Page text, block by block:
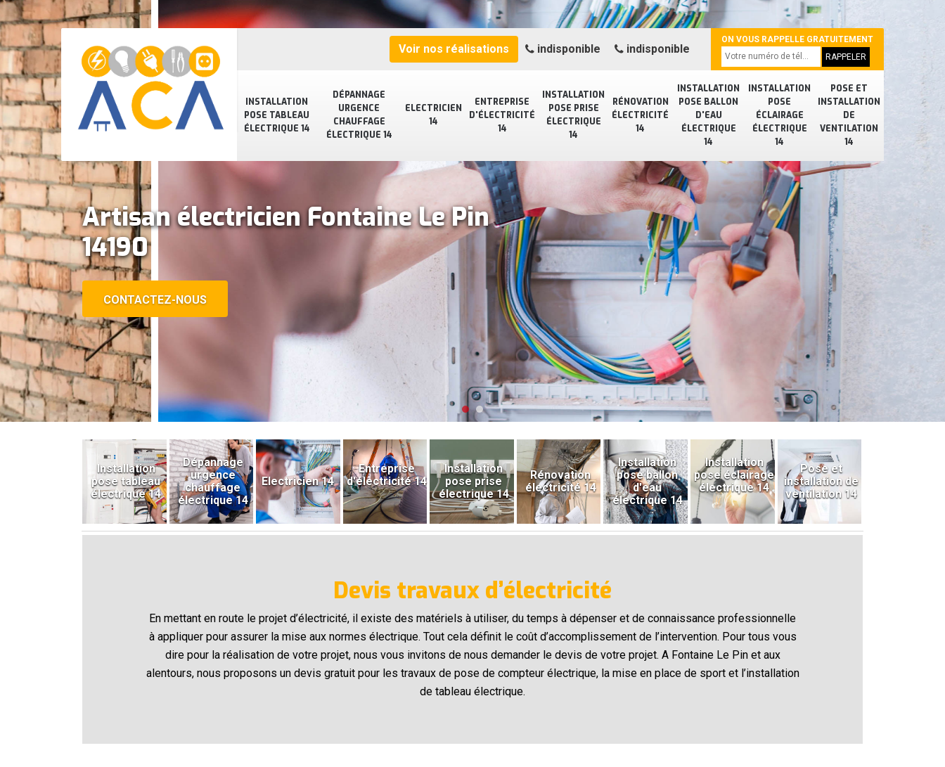
INSTALLATION
POSE TABLEAU
ÉLECTRIQUE 14
DÉPANNAGE
URGENCE
CHAUFFAGE
ÉLECTRIQUE 14
ELECTRICIEN
14
ENTREPRISE
D'ÉLECTRICITÉ
14
INSTALLATION
POSE PRISE
ÉLECTRIQUE
14
RÉNOVATION
ÉLECTRICITÉ
14
INSTALLATION
POSE BALLON
D'EAU
ÉLECTRIQUE
14
INSTALLATION
POSE
ÉCLAIRAGE
ÉLECTRIQUE
14
POSE ET
INSTALLATION
DE
VENTILATION
14
Voir nos réalisations indisponible indisponible
ON VOUS RAPPELLE GRATUITEMENT
Artisan électricien Fontaine Le Pin
14190
CONTACTEZ-NOUS
Installation
pose tableau
électrique 14
Dépannage
urgence
chauffage
électrique 14
Electricien 14
Entreprise
d'électricité 14
Installation
pose prise
électrique 14
Rénovation
électricité 14
Installation
pose ballon
d'eau
électrique 14
Installation
pose éclairage
électrique 14
Pose et
installation de
ventilation 14
Devis travaux d’électricité
En mettant en route le projet d’électricité, il existe des matériels à utiliser, du temps à dépenser et de connaissance professionnelle
à appliquer pour assurer la mise aux normes électrique. Tout cela définit le coût d’accomplissement de l’intervention. Pour tous vous
dire pour la réalisation de votre projet, nous vous invitons de nous demander le devis de votre projet. A Fontaine Le Pin et aux
alentours, nous proposons un devis gratuit pour les travaux de pose de compteur électrique, la mise en place de sport et l’installation
de tableau électrique.